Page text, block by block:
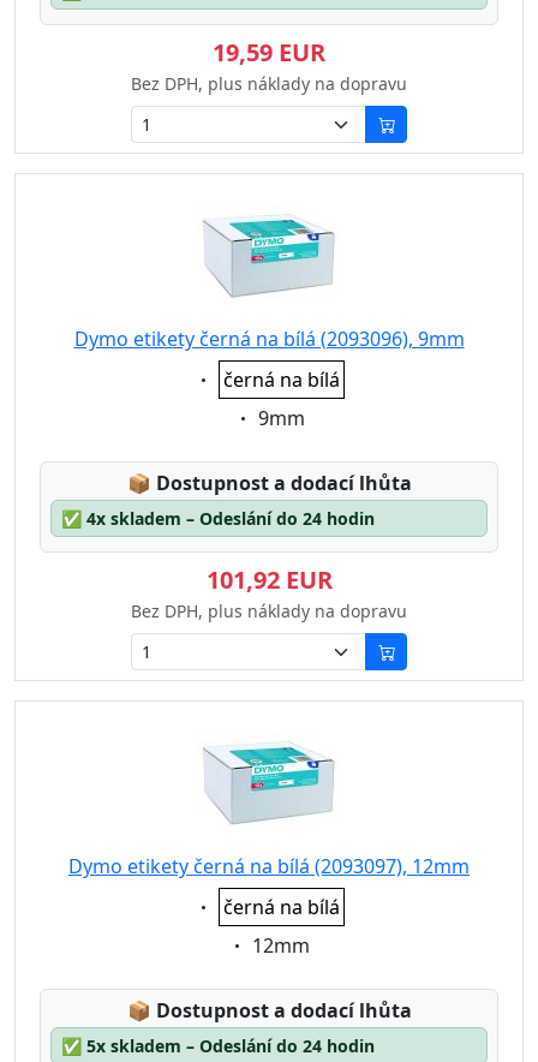
19,59 EUR
Bez DPH, plus náklady na dopravu
Dymo etikety černá na bílá (2093096), 9mm
Eigenschaft:
černá na bílá
Eigenschaft:
9mm
📦 Lagerstatus:
Dostupnost a dodací lhůta
✅ 4x skladem – Odeslání do 24 hodin
101,92 EUR
Bez DPH, plus náklady na dopravu
Dymo etikety černá na bílá (2093097), 12mm
Eigenschaft:
černá na bílá
Eigenschaft:
12mm
📦 Lagerstatus:
Dostupnost a dodací lhůta
✅ 5x skladem – Odeslání do 24 hodin